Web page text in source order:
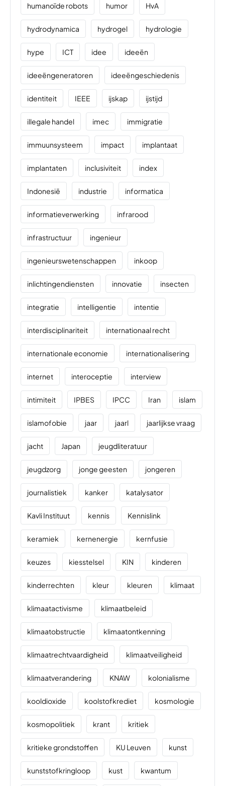
humanoïde robots humor HvA
hydrodynamica hydrogel hydrologie
hype ICT idee ideeën
ideeëngeneratoren ideeëngeschiedenis
identiteit IEEE ijskap ijstijd
illegale handel imec immigratie
immuunsysteem impact implantaat
implantaten inclusiviteit index
Indonesië industrie informatica
informatieverwerking infrarood
infrastructuur ingenieur
ingenieurswetenschappen inkoop
inlichtingendiensten innovatie insecten
integratie intelligentie intentie
interdisciplinariteit internationaal recht
internationale economie internationalisering
internet interoceptie interview
intimiteit IPBES IPCC Iran islam
islamofobie jaar jaarl jaarlijkse vraag
jacht Japan jeugdliteratuur
jeugdzorg jonge geesten jongeren
journalistiek kanker katalysator
Kavli Instituut kennis Kennislink
keramiek kernenergie kernfusie
keuzes kiesstelsel KIN kinderen
kinderrechten kleur kleuren klimaat
klimaatactivisme klimaatbeleid
klimaatobstructie klimaatontkenning
klimaatrechtvaardigheid klimaatveiligheid
klimaatverandering KNAW kolonialisme
kooldioxide koolstofkrediet kosmologie
kosmopolitiek krant kritiek
kritieke grondstoffen KU Leuven kunst
kunststofkringloop kust kwantum